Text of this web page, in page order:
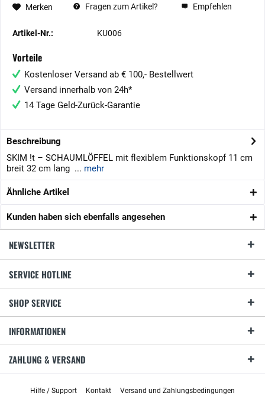
Merken Fragen zum Artikel? Empfehlen
Artikel-Nr.: KU006
Vorteile
Kostenloser Versand ab € 100,- Bestellwert
Versand innerhalb von 24h*
14 Tage Geld-Zurück-Garantie
Beschreibung
SKIM !t – SCHAUMLÖFFEL mit flexiblem Funktionskopf 11 cm
breit 32 cm lang ... mehr
Ähnliche Artikel
Kunden haben sich ebenfalls angesehen
NEWSLETTER
SERVICE HOTLINE
SHOP SERVICE
INFORMATIONEN
ZAHLUNG & VERSAND
Hilfe / Support Kontakt Versand und Zahlungsbedingungen